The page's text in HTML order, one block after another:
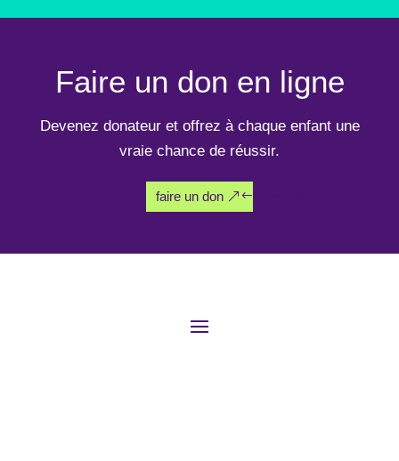
Faire un don en ligne
Devenez donateur et offrez à chaque enfant une
vraie chance de réussir.
faire un don